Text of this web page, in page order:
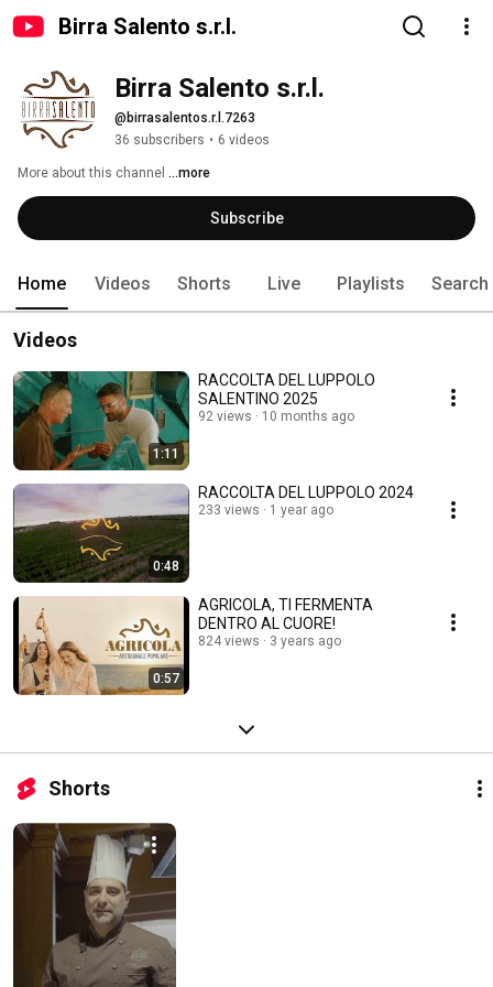
Birra Salento s.r.l.
Birra Salento s.r.l.
@birrasalentos.r.l.7263
36 subscribers • 6 videos
More about this channel ...more
Subscribe
Home Videos Shorts Live Playlists Search
Videos
1:11
RACCOLTA DEL LUPPOLO
SALENTINO 2025
92 views 10 months ago
0:48
RACCOLTA DEL LUPPOLO 2024
233 views 1 year ago
0:57
AGRICOLA, TI FERMENTA
DENTRO AL CUORE!
824 views 3 years ago
Shorts